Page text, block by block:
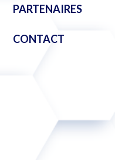
PARTENAIRES
CONTACT